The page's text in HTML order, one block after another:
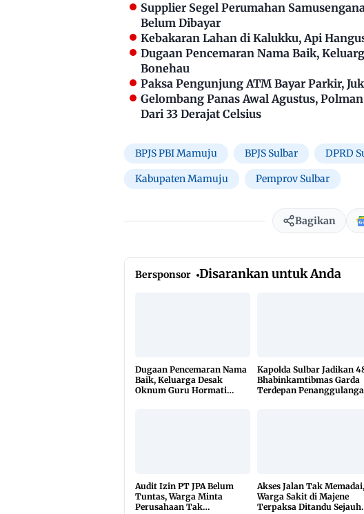
Supplier Segel Perumahan
Belum Dibayar
Kebakaran Lahan di Kalukku, Api
Dugaan Pencemaran Nama Baik,
Bonehau
Paksa Pengunjung ATM Bayar Parkir,
Gelombang Panas Awal Agustus,
Dari 33 Derajat Celsius
BPJS PBI Mamuju BPJS Sulbar DPRD
Kabupaten Mamuju Pemprov Sulbar
Bagikan
Bersponsor Disarankan untuk Anda
Dugaan Pencemaran Nama
Baik, Keluarga Desak
Oknum Guru Hormati
Kapolda Sulbar Jadikan
Bhabinkamtibmas Garda
Terdepan
Audit Izin PT JPA Belum
Tuntas, Warga Minta
Perusahaan Tak
Akses Jalan Tak Memadai,
Warga Sakit di Majene
Terpaksa Ditandu Sejauh